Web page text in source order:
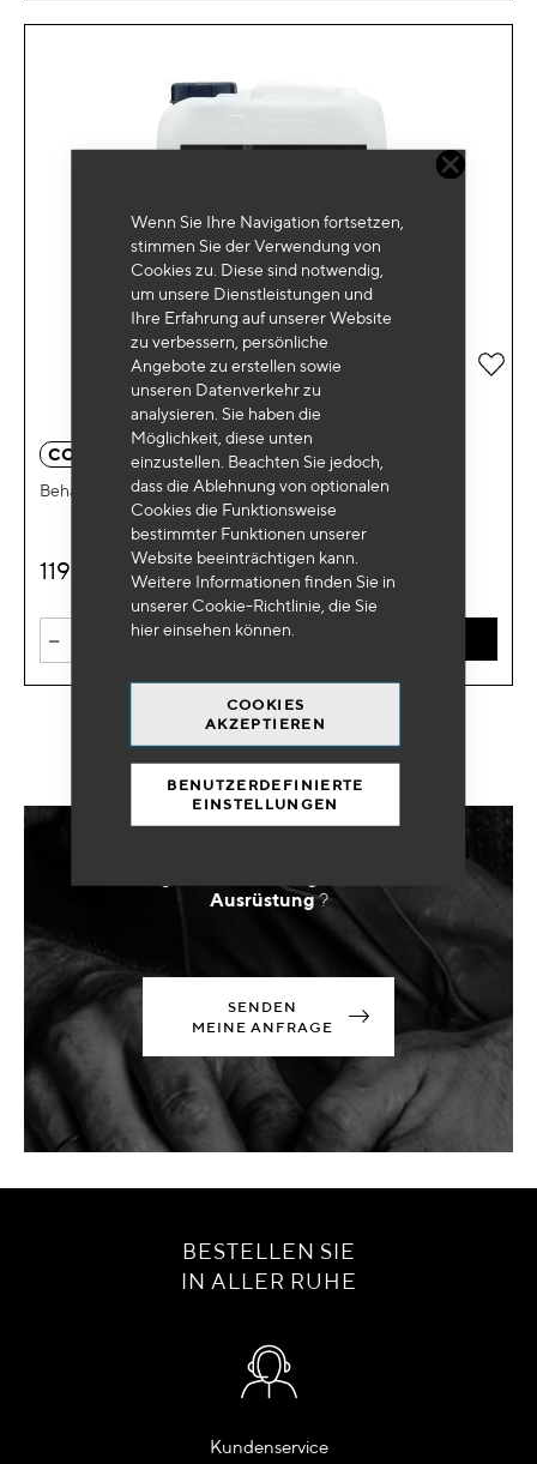
Wenn Sie Ihre Navigation fortsetzen,
stimmen Sie der Verwendung von
Cookies zu. Diese sind notwendig,
um unsere Dienstleistungen und
Ihre Erfahrung auf unserer Website
zu verbessern, persönliche
Angebote zu erstellen sowie
unseren Datenverkehr zu
analysieren. Sie haben die
Möglichkeit, diese unten
einzustellen. Beachten Sie jedoch,
dass die Ablehnung von optionalen
Cookies die Funktionsweise
bestimmter Funktionen unserer
Website beeinträchtigen kann.
Weitere Informationen finden Sie in
unserer Cookie-Richtlinie, die Sie
hiereinsehen können.
COOKIES
AKZEPTIEREN
BENUTZERDEFINIERTE
EINSTELLUNGEN
CO 1060
Behandlung für Urea 5l
119
- IN DEN WARENKORB
Zur
Ausrüstung?
SENDEN
MEINE ANFRAGE
BESTELLEN SIE
IN ALLER RUHE
Kundenservice